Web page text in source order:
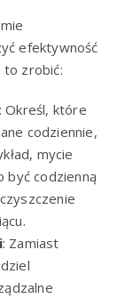
efektywność
to zrobić:
Określ, które
codziennie,
mycie
być codzienną
: Zamiast